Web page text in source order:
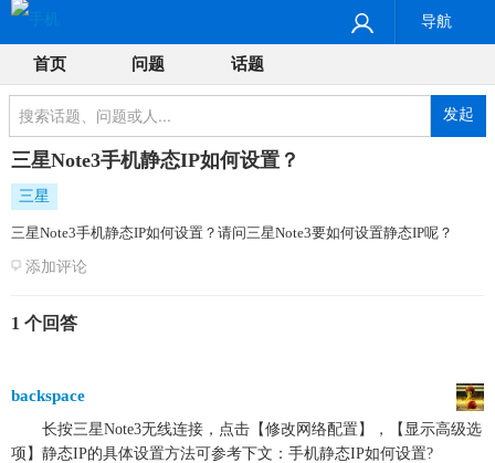
导航
首页 问题 话题
发起
三星Note3手机静态IP如何设置？
三星
三星Note3手机静态IP如何设置？请问三星Note3要如何设置静态IP呢？
添加评论
1 个回答
backspace
长按三星Note3无线连接，点击【修改网络配置】，【显示高级选
项】静态IP的具体设置方法可参考下文：手机静态IP如何设置?